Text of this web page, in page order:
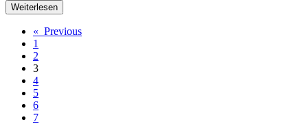
Weiterlesen
« Previous
1
2
3
4
5
6
7